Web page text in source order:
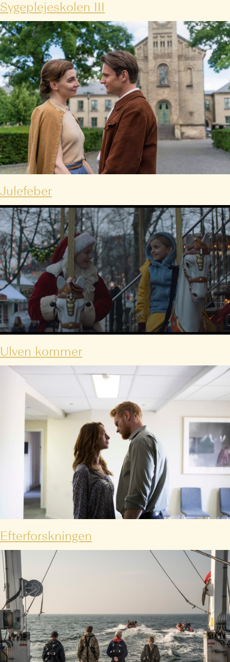
Sygeplejeskolen III
Julefeber
Ulven kommer
Efterforskningen